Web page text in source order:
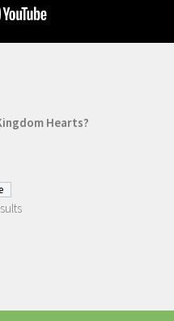
Hearts?